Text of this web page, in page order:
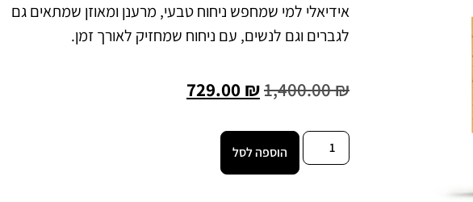
אידיאלי למי שמחפש ניחוח טבעי, מרענן ומאוזן שמתאים גם
לגברים וגם לנשים, עם ניחוח שמחזיק לאורך זמן.
1,400.00₪
729.00 ₪
הוספה לסל